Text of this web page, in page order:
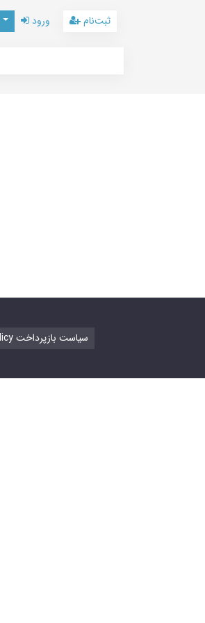
ورود ثبت‌نام
Refund Policy سیاست بازپرداخت